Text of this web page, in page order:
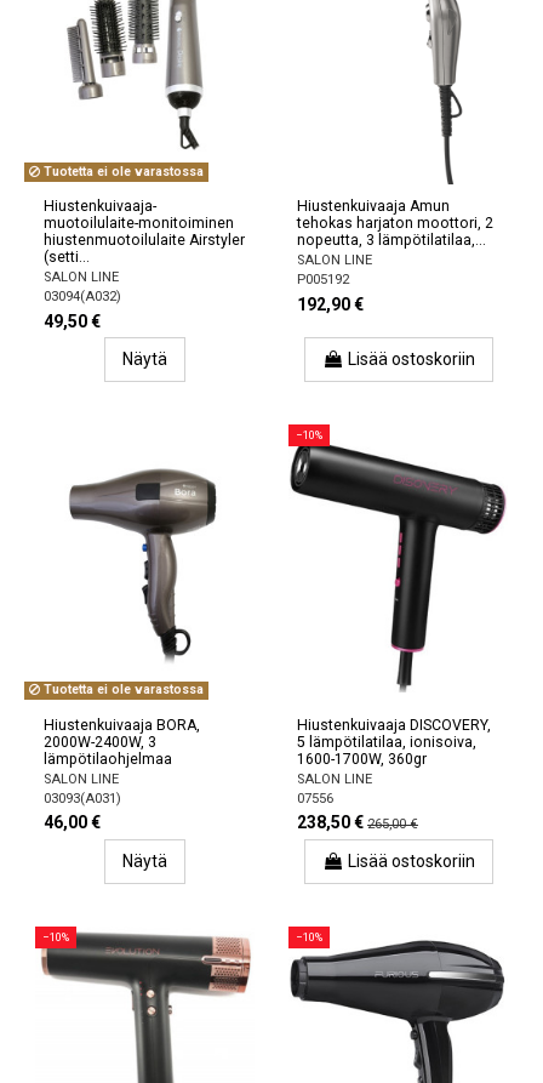
Tuotetta ei ole varastossa
Hiustenkuivaaja-
muotoilulaite-monitoiminen
hiustenmuotoilulaite Airstyler
(setti...
SALON LINE
03094(A032)
49,50 €
Näytä
Hiustenkuivaaja Amun
tehokas harjaton moottori, 2
nopeutta, 3 lämpötilatilaa,...
SALON LINE
P005192
192,90 €
Lisää ostoskoriin
Tuotetta ei ole varastossa
Hiustenkuivaaja BORA,
2000W-2400W, 3
lämpötilaohjelmaa
SALON LINE
03093(A031)
46,00 €
Näytä
−10%
Hiustenkuivaaja DISCOVERY,
5 lämpötilatilaa, ionisoiva,
1600-1700W, 360gr
SALON LINE
07556
238,50 € 265,00 €
Lisää ostoskoriin
−10% −10%